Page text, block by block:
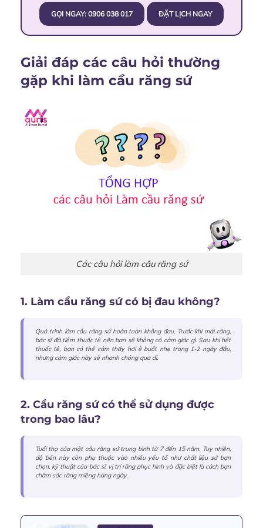
GỌI NGAY: 0906 038 017 ĐẶT LỊCH NGAY
Giải đáp các câu hỏi thường
gặp khi làm cầu răng sứ
Các câu hỏi làm cầu răng sứ
1. Làm cầu răng sứ có bị đau không?
Quá trình làm cầu răng sứ hoàn toàn không đau. Trước khi mài răng,
bác sĩ đã tiêm thuốc tê nên bạn sẽ không có cảm giác gì. Sau khi hết
thuốc tê, bạn có thể cảm thấy hơi ê buốt nhẹ trong 1-2 ngày đầu,
nhưng cảm giác này sẽ nhanh chóng qua đi.
2. Cầu răng sứ có thể sử dụng được
trong bao lâu?
Tuổi thọ của một cầu răng sứ trung bình từ 7 đến 15 năm. Tuy nhiên,
độ bền này còn phụ thuộc vào nhiều yếu tố như chất liệu sứ bạn
chọn, kỹ thuật của bác sĩ, vị trí răng phục hình và đặc biệt là cách bạn
chăm sóc răng miệng hàng ngày.